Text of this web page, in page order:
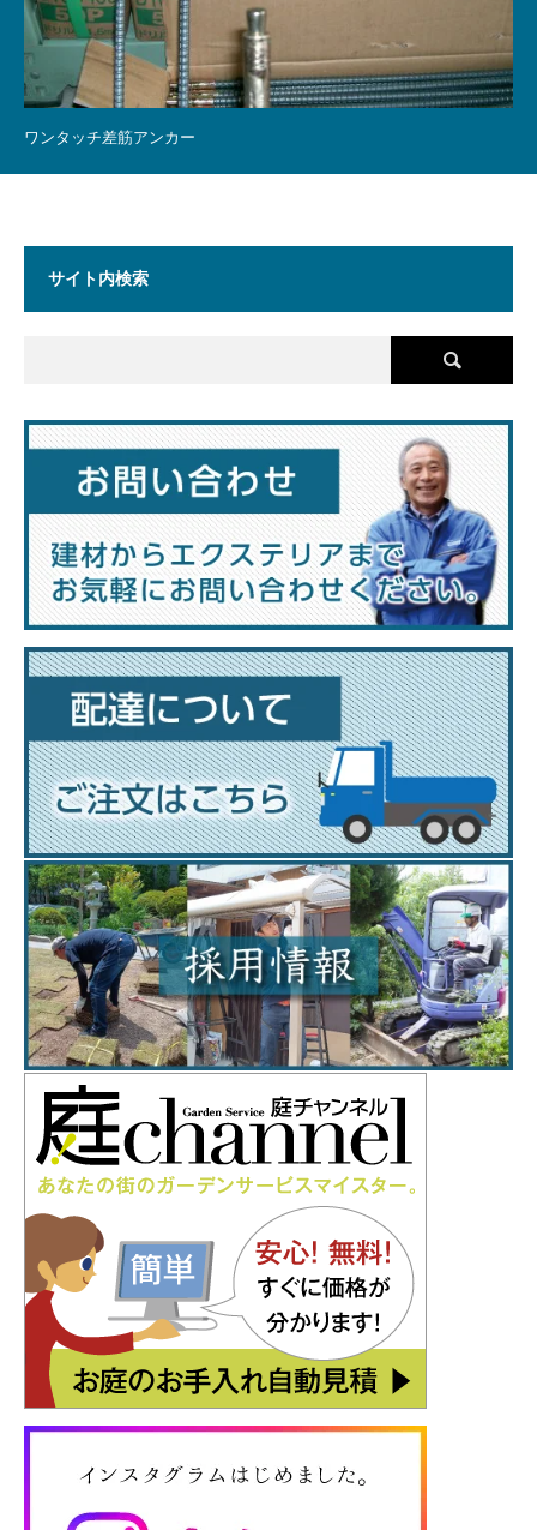
ワンタッチ差筋アンカー
サイト内検索